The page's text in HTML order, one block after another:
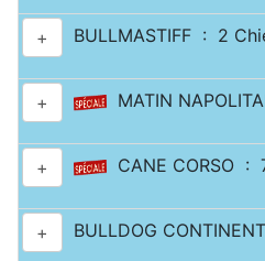
+ BULLMASTIFF : 2
+ MATIN
+ CANE CORSO :
+ BULLDOG